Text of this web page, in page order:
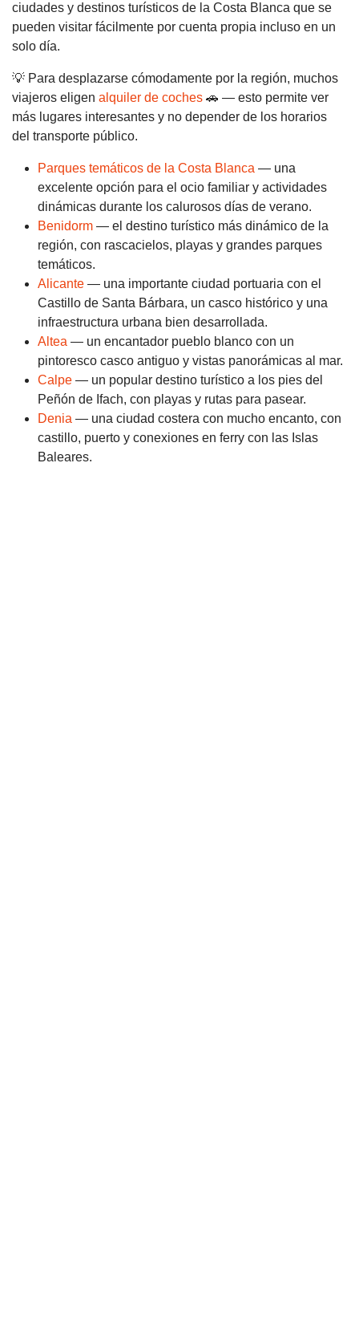
ciudades y destinos turísticos de la Costa Blanca que se
pueden visitar fácilmente por cuenta propia incluso en un
solo día.
💡 Para desplazarse cómodamente por la región, muchos
viajeros eligen alquiler de coches 🚗 — esto permite ver
más lugares interesantes y no depender de los horarios
del transporte público.
Parques temáticos de la Costa Blanca — una
excelente opción para el ocio familiar y actividades
dinámicas durante los calurosos días de verano.
Benidorm — el destino turístico más dinámico de la
región, con rascacielos, playas y grandes parques
temáticos.
Alicante — una importante ciudad portuaria con el
Castillo de Santa Bárbara, un casco histórico y una
infraestructura urbana bien desarrollada.
Altea — un encantador pueblo blanco con un
pintoresco casco antiguo y vistas panorámicas al mar.
Calpe — un popular destino turístico a los pies del
Peñón de Ifach, con playas y rutas para pasear.
Denia — una ciudad costera con mucho encanto, con
castillo, puerto y conexiones en ferry con las Islas
Baleares.